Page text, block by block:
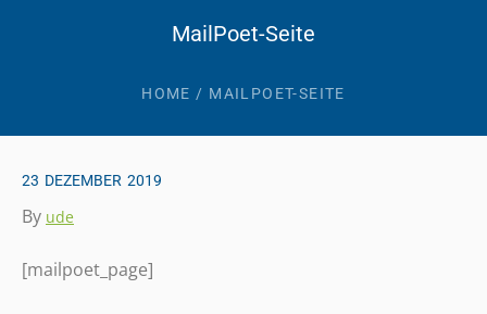
MailPoet-Seite
HOME / MAILPOET-SEITE
23 DEZEMBER 2019
By ude
[mailpoet_page]